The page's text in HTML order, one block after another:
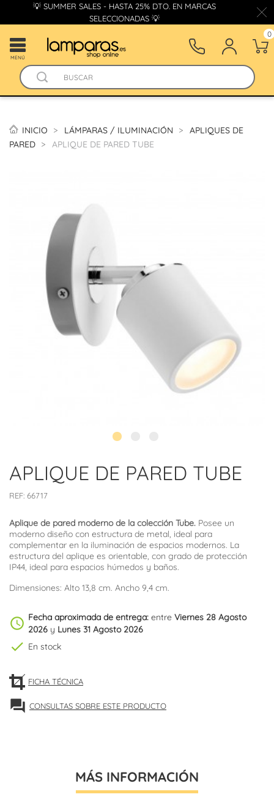
💡 SUMMER SALES - HASTA 25% DTO. EN MARCAS
SELECCIONADAS 💡
MENÚ
0
INICIO LÁMPARAS / ILUMINACIÓN
APLIQUES DE
PARED
APLIQUE DE PARED TUBE
APLIQUE DE PARED TUBE
REF: 66717
Aplique de pared moderno de la colección Tube. Posee un
moderno diseño con estructura de metal, ideal para
complementar en la iluminación de espacios modernos. La
estructura del aplique es orientable, con grado de protección
IP44, ideal para espacios húmedos y baños.
Dimensiones: Alto 13,8 cm. Ancho 9,4 cm.
schedule Fecha aproximada de entrega: entre Viernes 28 Agosto
2026 y Lunes 31 Agosto 2026
check En stock
FICHA TÉCNICA
forum CONSULTAS SOBRE ESTE PRODUCTO
MÁS INFORMACIÓN